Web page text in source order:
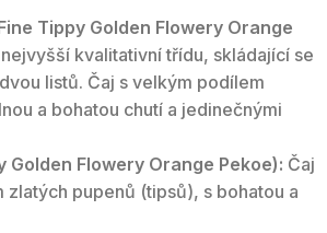
Tippy Golden Flowery Orange
kvalitativní třídu, skládající se
listů. Čaj s velkým podílem
a bohatou chutí a jedinečnými
Golden Flowery Orange Pekoe): Čaj
zlatých pupenů (tipsů), s bohatou a